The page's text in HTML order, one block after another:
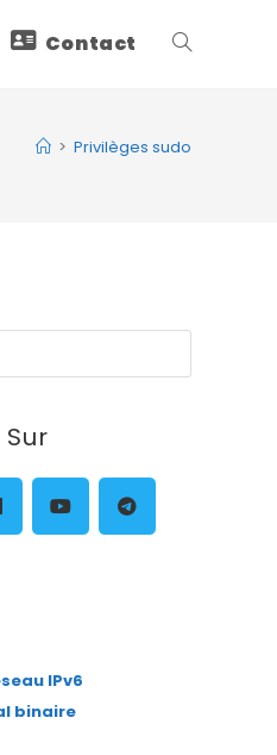
Contact Toggle
> Privilèges sudo
Escape
onglet
IPv6
binaire